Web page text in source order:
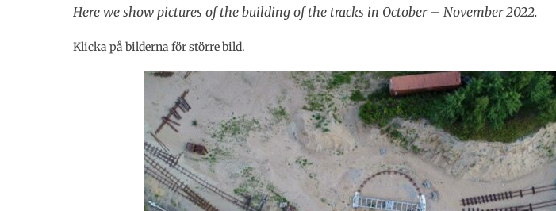
Here we show pictures of the building of the tracks in October – November 2022.
Klicka på bilderna för större bild.